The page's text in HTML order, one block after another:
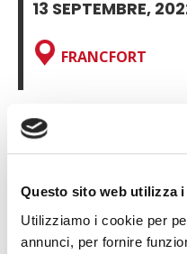
Questo sito web utilizza
Utilizziamo i cookie per
annunci, per fornire
13 SEPTEMBRE,
FRANCFORT
Nous sommes présents
Venez nous rendre